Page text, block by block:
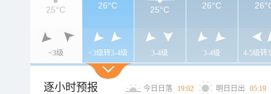
<3级 <3级转3-4级 3-4级 3-4级 4-5级转
25°C 26°C 25°C 26°C
逐小时预报 今日日落 19:02 明日日出 05:19